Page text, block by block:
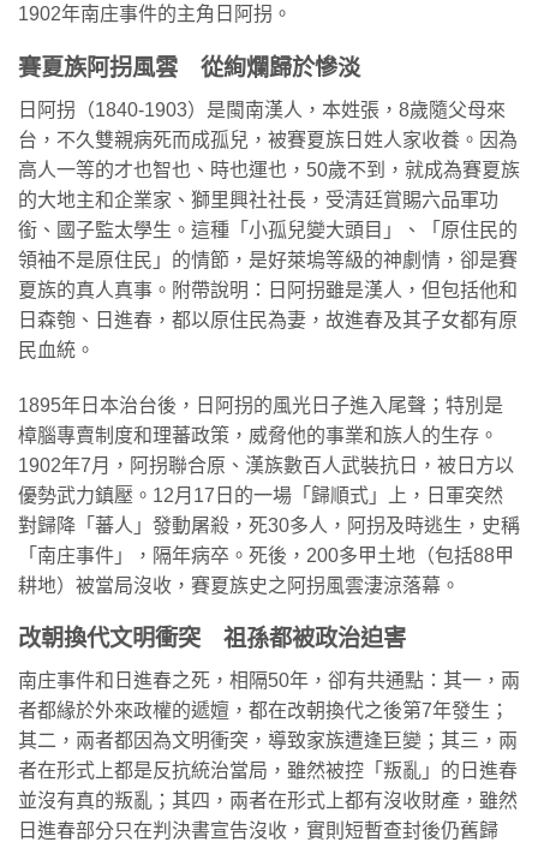
1902年南庄事件的主角日阿拐。
賽夏族阿拐風雲 從絢爛歸於慘淡
日阿拐（1840-1903）是閩南漢人，本姓張，8歲隨父母來
台，不久雙親病死而成孤兒，被賽夏族日姓人家收養。因為
高人一等的才也智也、時也運也，50歲不到，就成為賽夏族
的大地主和企業家、獅里興社社長，受清廷賞賜六品軍功
銜、國子監太學生。這種「小孤兒變大頭目」、「原住民的
領袖不是原住民」的情節，是好萊塢等級的神劇情，卻是賽
夏族的真人真事。附帶說明：日阿拐雖是漢人，但包括他和
日森匏、日進春，都以原住民為妻，故進春及其子女都有原
民血統。
1895年日本治台後，日阿拐的風光日子進入尾聲；特別是
樟腦專賣制度和理蕃政策，威脅他的事業和族人的生存。
1902年7月，阿拐聯合原、漢族數百人武裝抗日，被日方以
優勢武力鎮壓。12月17日的一場「歸順式」上，日軍突然
對歸降「蕃人」發動屠殺，死30多人，阿拐及時逃生，史稱
「南庄事件」，隔年病卒。死後，200多甲土地（包括88甲
耕地）被當局沒收，賽夏族史之阿拐風雲淒涼落幕。
改朝換代文明衝突 祖孫都被政治迫害
南庄事件和日進春之死，相隔50年，卻有共通點：其一，兩
者都緣於外來政權的遞嬗，都在改朝換代之後第7年發生；
其二，兩者都因為文明衝突，導致家族遭逢巨變；其三，兩
者在形式上都是反抗統治當局，雖然被控「叛亂」的日進春
並沒有真的叛亂；其四，兩者在形式上都有沒收財產，雖然
日進春部分只在判決書宣告沒收，實則短暫查封後仍舊歸